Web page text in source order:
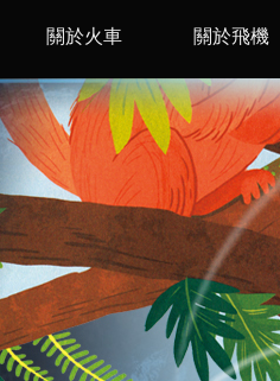
關於火車 關於飛機